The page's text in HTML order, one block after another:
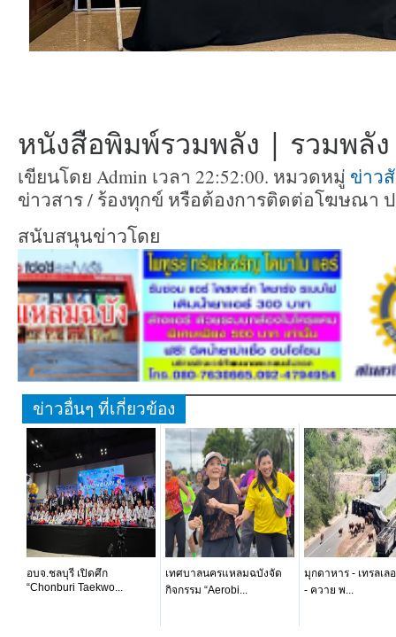
หนังสือพิมพ์รวมพลัง | รวมพลั
เขียนโดย Admin เวลา 22:52:00. หมวดหมู่ ข่าว
ข่าวสาร / ร้องทุกข์ หรือต้องการติดต่อโฆษณา
สนับสนุนข่าวโดย
ข่าวอื่นๆ ที่เกี่ยวข้อง
อบจ.ชลบุรี เปิดศึก
“Chonburi Taekwo...
เทศบาลนครแหลมฉบังจัด
กิจกรรม “Aerobi...
มุกดาหาร - เทรลเล
- ควาย พ...